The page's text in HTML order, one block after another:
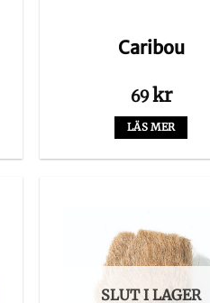
Caribou
69kr
LÄS MER
SLUT I LAGER